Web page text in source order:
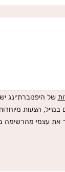
של היפנוברת׳ינג
הצעות
את עצמי מהרשימה